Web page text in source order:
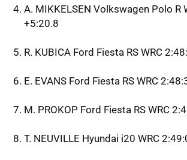
A. MIKKELSEN Volkswagen Polo R
+5:20.8
R. KUBICA Ford Fiesta RS WRC
E. EVANS Ford Fiesta RS WRC
M. PROKOP Ford Fiesta RS WRC
T. NEUVILLE Hyundai i20 WRC